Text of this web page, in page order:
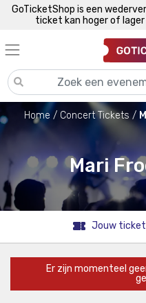
GoTicketShop is een
ticket kan hoger of lager
Home Concert Tickets
Mari
Jouw
Er zijn momenteel